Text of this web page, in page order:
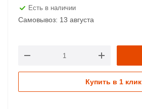
Есть в наличии
Самовывоз: 13 августа
Купить в 1 клик